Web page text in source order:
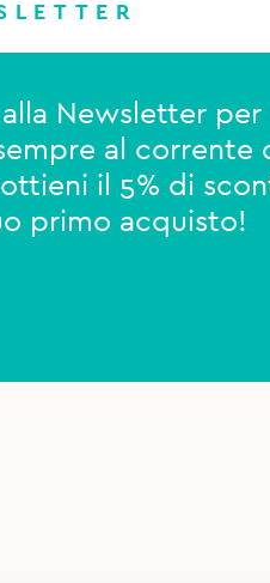
alla Newsletter per
al corrente
il 5% di
primo acquisto!